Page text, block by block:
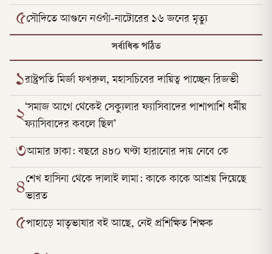
৫সৌদিতে আগুনে নওগাঁ-নাটোরের ১৬ জনের মৃত্যু
সর্বাধিক পঠিত
১রাষ্ট্রপতি মির্জা ফখরুল, মহাসচিবের দায়িত্ব পাচ্ছেন রিজভী
২‘সমাজ আগে থেকেই সেক্যুলার ফ্যাসিবাদের পাশাপাশি ধর্মীয়
ফ্যাসিবাদের কবলে ছিল’
৩আমার ঢাকা: বছরে ৪৮০ ঘণ্টা হারানোর দায় নেবে কে
৪শেখ হাসিনা থেকে দালাই লামা: কাকে কাকে আশ্রয় দিয়েছে
ভারত
৫পাহাড়ে মাতৃভাষার বই আছে, নেই প্রশিক্ষিত শিক্ষক